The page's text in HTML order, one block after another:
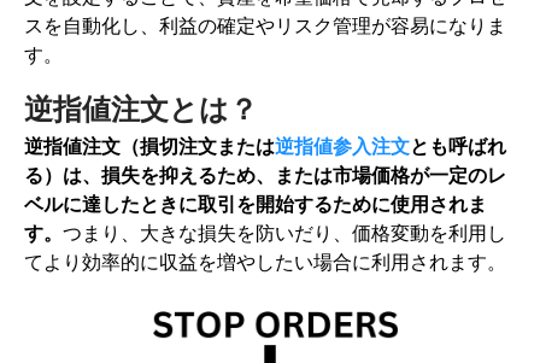
スを自動化し、利益の確定やリスク管理が容易になりま
す。
逆指値注文とは？
逆指値注文（損切注文または逆指値参入注文とも呼ばれ
る）は、損失を抑えるため、または市場価格が一定のレ
ベルに達したときに取引を開始するために使用されま
す。 つまり、大きな損失を防いだり、価格変動を利用し
てより効率的に収益を増やしたい場合に利用されます。